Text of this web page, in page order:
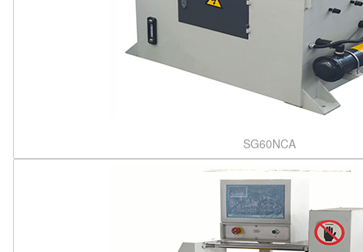
SG60NCA